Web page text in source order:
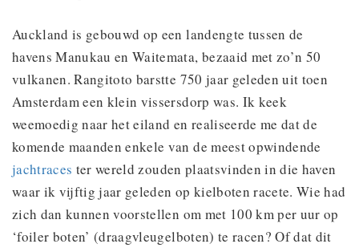
Auckland is gebouwd op een landengte tussen de
havens Manukau en Waitemata, bezaaid met zo’n 50
vulkanen. Rangitoto barstte 750 jaar geleden uit toen
Amsterdam een klein vissersdorp was. Ik keek
weemoedig naar het eiland en realiseerde me dat de
komende maanden enkele van de meest opwindende
jachtraces ter wereld zouden plaatsvinden in die haven
waar ik vijftig jaar geleden op kielboten racete. Wie had
zich dan kunnen voorstellen om met 100 km per uur op
‘foiler boten’ (draagvleugelboten) te racen? Of dat dit